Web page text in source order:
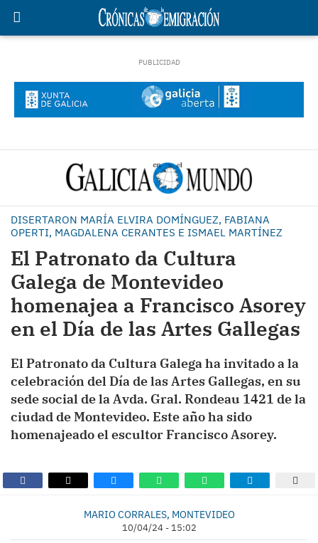
DISERTARON MARÍA ELVIRA DOMÍNGUEZ, FABIANA
OPERTI, MAGDALENA CERANTES E ISMAEL MARTÍNEZ
El Patronato da Cultura
Galega de Montevideo
homenajea a Francisco Asorey
en el Día de las Artes Gallegas
El Patronato da Cultura Galega ha invitado a la
celebración del Día de las Artes Gallegas, en su
sede social de la Avda. Gral. Rondeau 1421 de la
ciudad de Montevideo. Este año ha sido
homenajeado el escultor Francisco Asorey.
MARIO CORRALES, MONTEVIDEO
10/04/24 - 15:02